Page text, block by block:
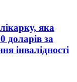
яка
доларів за
інвалідності